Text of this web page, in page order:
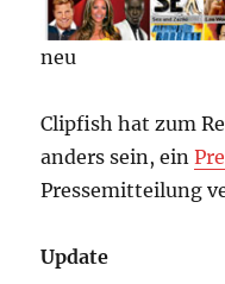
neu
Clipfish hat zum
anders sein, ein
Pressemitteilung
Update